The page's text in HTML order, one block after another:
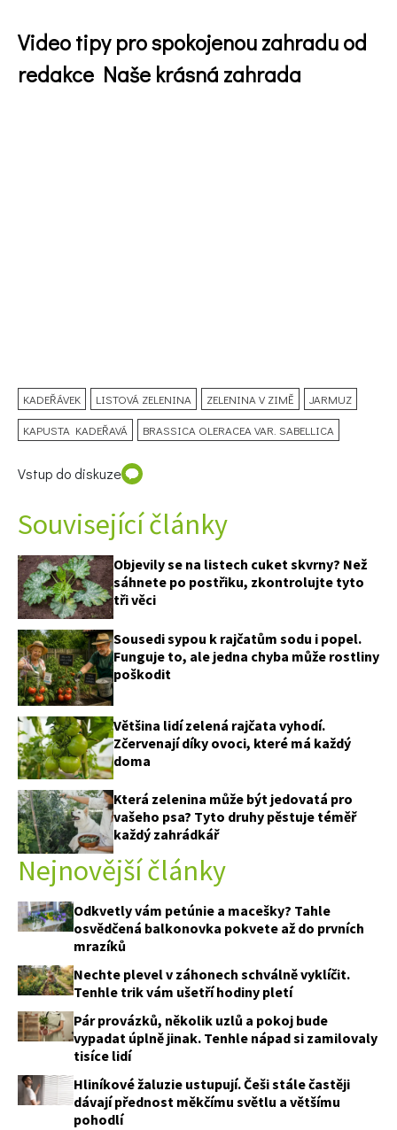
Video tipy pro spokojenou zahradu od
redakce Naše krásná zahrada
KADEŘÁVEK LISTOVÁ ZELENINA ZELENINA V ZIMĚ JARMUZ
KAPUSTA KADEŘAVÁ BRASSICA OLERACEA VAR. SABELLICA
Vstup do diskuze
Související články
Objevily se na listech cuket skvrny? Než
sáhnete po postřiku, zkontrolujte tyto
tři věci
Sousedi sypou k rajčatům sodu i popel.
Funguje to, ale jedna chyba může rostliny
poškodit
Většina lidí zelená rajčata vyhodí.
Zčervenají díky ovoci, které má každý
doma
Která zelenina může být jedovatá pro
vašeho psa? Tyto druhy pěstuje téměř
každý zahrádkář
Nejnovější články
Odkvetly vám petúnie a macešky? Tahle
osvědčená balkonovka pokvete až do prvních
mrazíků
Nechte plevel v záhonech schválně vyklíčit.
Tenhle trik vám ušetří hodiny pletí
Pár provázků, několik uzlů a pokoj bude
vypadat úplně jinak. Tenhle nápad si zamilovaly
tisíce lidí
Hliníkové žaluzie ustupují. Češi stále častěji
dávají přednost měkčímu světlu a většímu
pohodlí